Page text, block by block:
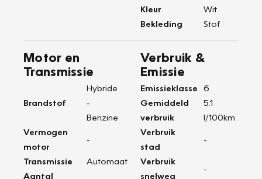
Kleur
Wit
Bekleding
Stof
Motor en
Transmissie
Brandstof
Hybride
-
Benzine
Vermogen
motor
-
Transmissie
Automaat
Aantal
Verbruik &
Emissie
Emissieklasse
6
Gemiddeld
verbruik
5.1
l/100km
Verbruik
stad
-
Verbruik
snelweg
-